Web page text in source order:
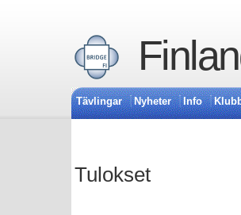
Tävlingar Nyheter Info
Tulokset